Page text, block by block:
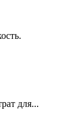
для...